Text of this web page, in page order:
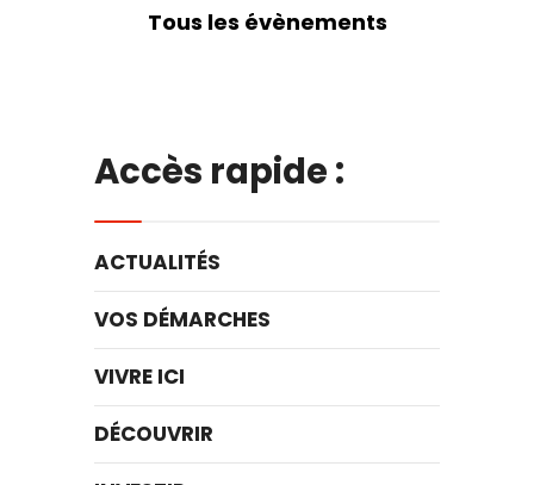
Tous les évènements
Accès rapide :
ACTUALITÉS
VOS DÉMARCHES
VIVRE ICI
DÉCOUVRIR